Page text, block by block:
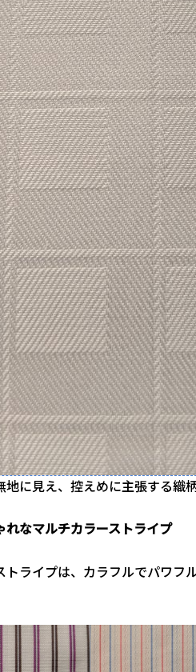
に見え、控えめに主張する織
れなマルチカラーストライプ
トライプは、カラフルでパワフ